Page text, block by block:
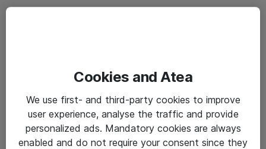
Cookies and Atea
We use first- and third-party cookies to improve
user experience, analyse the traffic and provide
personalized ads. Mandatory cookies are always
enabled and do not require your consent since they